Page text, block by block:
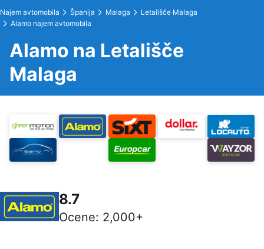
Najem avtomobila Španija Malaga
Letališče Malaga
Alamo najem avtomobila
Alamo na Letališče
Malaga
8.7
Ocene: 2,000+